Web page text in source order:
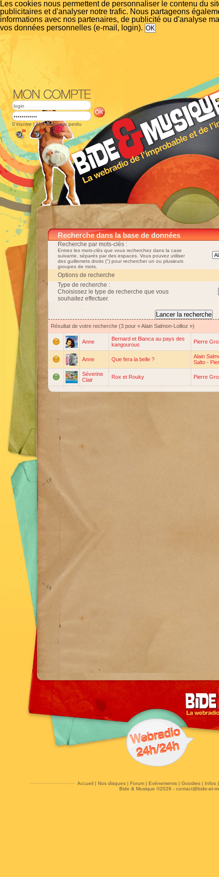
Les cookies nous permettent de personnaliser le contenu du
publicitaires et d'analyser notre trafic. Nous partageons
informations avec nos partenaires, de publicité ou d'analyse
vos données personnelles (e-mail, login).
S'inscrire |Mot de passe perdu
Recherche dans la base de données
Recherche par mots-clés :
Entrez les mots-clés que vous recherchez dans la case
suivante, séparés par des espaces. Vous pouvez utiliser
des guillemets droits (") pour rechercher un ou plusieurs
groupes de mots.
Options de recherche
Type de recherche :
Choisissez le type de recherche que vous
souhaitez effectuer.
Résultat de votre recherche (3 pour « Alain Salmon-Lollioz »)
Anne
Bernard et Bianca au pays des
kangourous
Pierre
Anne Que fera la belle ?
Alain
Salto -
Séverine
Clair
Rox et Rouky Pierre
Accueil| Nos disques| Forum| Evénements| Goodies| Infos
Bide & Musique ©2026 - contact@bide-et-